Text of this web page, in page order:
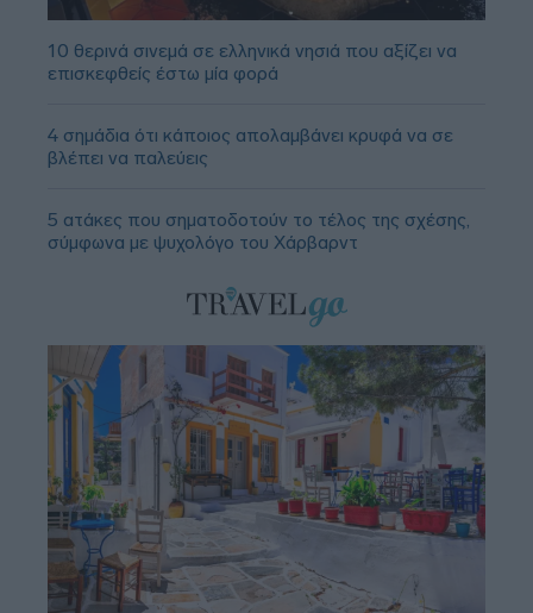
10 θερινά σινεμά σε ελληνικά νησιά που αξίζει να
επισκεφθείς έστω μία φορά
4 σημάδια ότι κάποιος απολαμβάνει κρυφά να σε
βλέπει να παλεύεις
5 ατάκες που σηματοδοτούν το τέλος της σχέσης,
σύμφωνα με ψυχολόγο του Χάρβαρντ